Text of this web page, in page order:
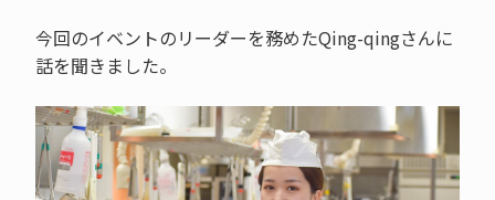
今回のイベントのリーダーを務めたQing-qingさんに
話を聞きました。